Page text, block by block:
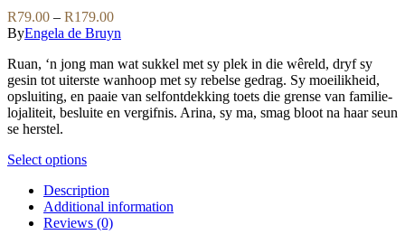
be
chosen
on
the
product
page
variants.
The
options
may
be
chosen
on
page
R79.00 – R179.00Price
range:
through
R179.00
ByEngela de Bruyn
Ruan, ‘n jong man wat sukkel met sy plek in die wêreld, dryf sy
gesin tot uiterste wanhoop met sy rebelse gedrag. Sy moeilikheid,
opsluiting, en paaie van selfontdekking toets die grense van familie-
lojaliteit, besluite en vergifnis. Arina, sy ma, smag bloot na haar seun
se herstel.
Select optionsThis
has
multiple
variants.
Description
Additional information
Reviews (0)